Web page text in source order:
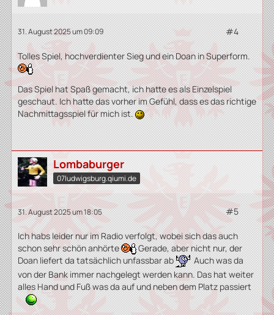
31. August 2025 um 09:09 #4
Tolles Spiel, hochverdienter Sieg und ein Doan in Superform.
Das Spiel hat Spaß gemacht, ich hatte es als Einzelspiel
geschaut. Ich hatte das vorher im Gefühl, dass es das richtige
Nachmittagsspiel für mich ist.
Lombaburger
07ludwigsburg.qiumi.de
31. August 2025 um 18:05 #5
Ich habs leider nur im Radio verfolgt, wobei sich das auch
schon sehr schön anhörte
Gerade, aber nicht nur, der
Doan liefert da tatsächlich unfassbar ab
Auch was da
von der Bank immer nachgelegt werden kann. Das hat weiter
alles Hand und Fuß was da auf und neben dem Platz passiert